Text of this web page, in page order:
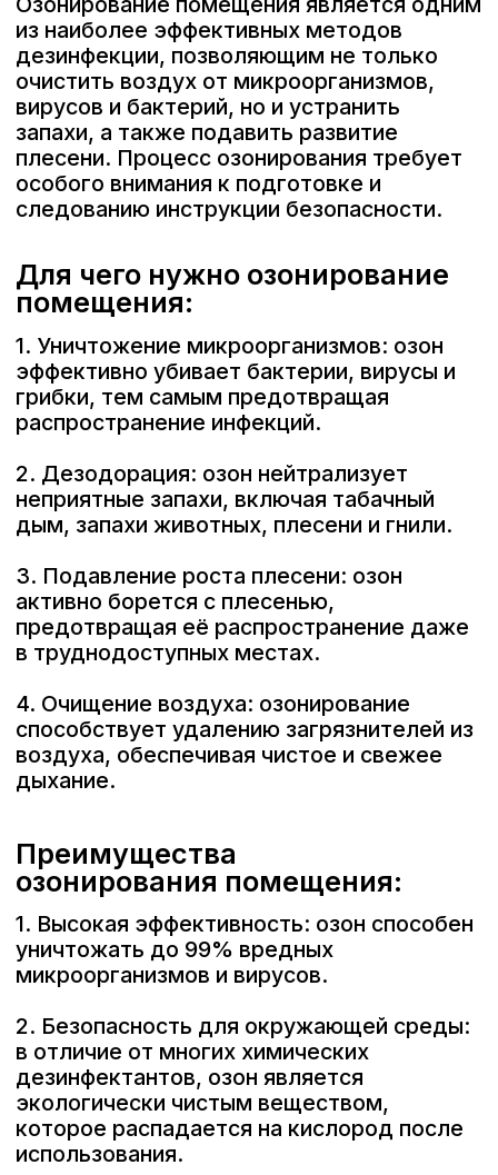
8 800 500 82
61
Сферы применения
О компании
MAX
WHATSAPP
ПОДОБРАТЬ ОЗОНАТОР
TELEGRAM
следованию инструкции безопасности.
Для чего нужно озонирование
помещения:
1. Уничтожение микроорганизмов: озон
эффективно убивает бактерии, вирусы и
грибки, тем самым предотвращая
распространение инфекций.
2. Дезодорация: озон нейтрализует
неприятные запахи, включая табачный
3. Подавление роста плесени: озон
активно борется с плесенью,
предотвращая её распространение даже
в труднодоступных местах.
4. Очищение воздуха: озонирование
способствует удалению загрязнителей из
воздуха, обеспечивая чистое и свежее
дыхание.
Преимущества
озонирования помещения:
1. Высокая эффективность: озон способен
уничтожать до 99% вредных
2. Безопасность для окружающей среды:
в отличие от многих химических
дезинфектантов, озон является
экологически чистым веществом,
которое распадается на кислород после
3. Отсутствие химических остатков:
после проветривания помещения не
остается следов химикатов, что делает
озонирование подходящим даже для
аллергиков.
озонирование можно проводить в любых
помещениях, включая жилые комнаты,
кухни, ванные, а также в медицинских и
образовательных учреждениях.
Как проводится
озонирование помещения:
началом процедуры необходимо
убедиться, что в помещении
отсутствуют люди, животные и
комнатные растения. Все пищевые
продукты и открытые напитки следует
убрать или герметично закрыть, так как
озон может изменить их свойства.